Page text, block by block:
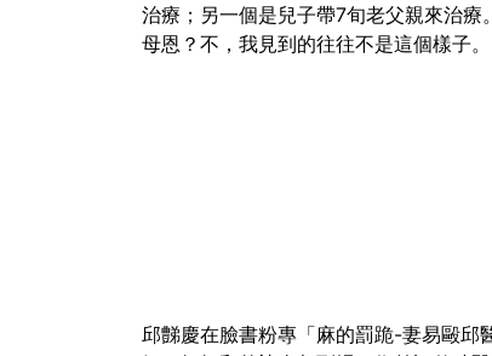
治療；另一個是兒子帶7旬老父親來治
母恩？不，我見到的往往不是這個樣子。
邱豑慶在臉書粉專「麻的罰跪-妻易毆